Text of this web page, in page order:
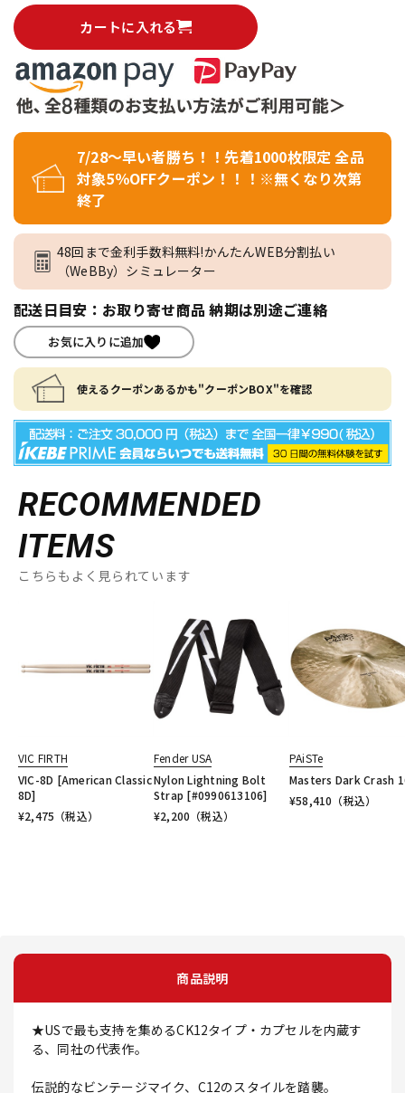
カートに入れる
7/28～早い者勝ち！！先着1000枚限定 全品
対象5％OFFクーポン！！！※無くなり次第
終了
48回まで金利手数料無料!かんたんWEB分割払い
（WeBBy）シミュレーター
配送日目安：お取り寄せ商品 納期は別途ご連絡
お気に入りに追加
使えるクーポンあるかも"クーポンBOX"を確認
RECOMMENDED
ITEMS
こちらもよく見られています
VIC FIRTH
VIC-8D [American Classic
8D]
¥2,475 （税込）
Fender USA
Nylon Lightning Bolt
Strap [#0990613106]
¥2,200 （税込）
PAiSTe
Masters Dark Crash
¥58,410 （税込）
商品説明
★USで最も支持を集めるCK12タイプ・カプセルを内蔵す
る、同社の代表作。
伝説的なビンテージマイク、C12のスタイルを踏襲。